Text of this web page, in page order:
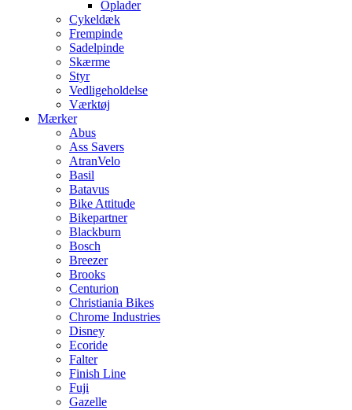
Oplader
Cykeldæk
Frempinde
Sadelpinde
Skærme
Styr
Vedligeholdelse
Værktøj
Mærker
Abus
Ass Savers
AtranVelo
Basil
Batavus
Bike Attitude
Bikepartner
Blackburn
Bosch
Breezer
Brooks
Centurion
Christiania Bikes
Chrome Industries
Disney
Ecoride
Falter
Finish Line
Fuji
Gazelle